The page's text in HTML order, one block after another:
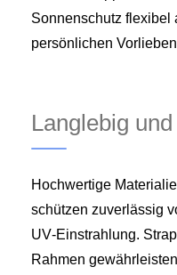
Sonnenschutz flexibel
persönlichen
Langlebig
Hochwertige
schützen zuverlässig
UV‑Einstrahlung.
Rahmen